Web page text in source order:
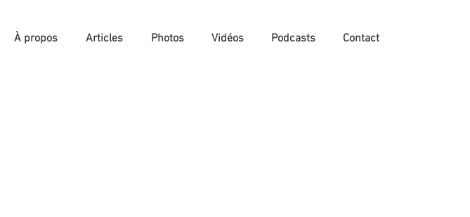
À propos Articles Photos Vidéos Podcasts Contact